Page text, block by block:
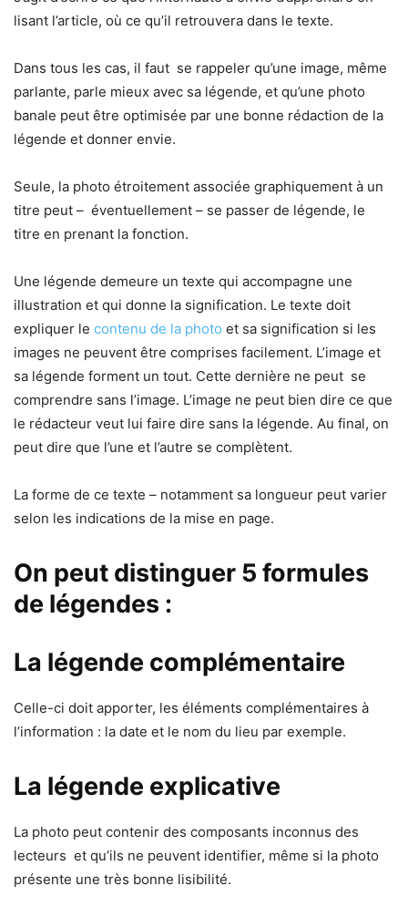
lisant l’article, où ce qu’il retrouvera dans le texte.
Dans tous les cas, il faut se rappeler qu’une image, même
parlante, parle mieux avec sa légende, et qu’une photo
banale peut être optimisée par une bonne rédaction de la
légende et donner envie.
Seule, la photo étroitement associée graphiquement à un
titre peut – éventuellement – se passer de légende, le
titre en prenant la fonction.
Une légende demeure un texte qui accompagne une
illustration et qui donne la signification. Le texte doit
expliquer le contenu de la photo et sa signification si les
images ne peuvent être comprises facilement. L’image et
sa légende forment un tout. Cette dernière ne peut se
comprendre sans l’image. L’image ne peut bien dire ce que
le rédacteur veut lui faire dire sans la légende. Au final, on
peut dire que l’une et l’autre se complètent.
La forme de ce texte – notamment sa longueur peut varier
selon les indications de la mise en page.
On peut distinguer 5 formules
de légendes :
La légende complémentaire
Celle-ci doit apporter, les éléments complémentaires à
l’information : la date et le nom du lieu par exemple.
La légende explicative
La photo peut contenir des composants inconnus des
lecteurs et qu’ils ne peuvent identifier, même si la photo
présente une très bonne lisibilité.